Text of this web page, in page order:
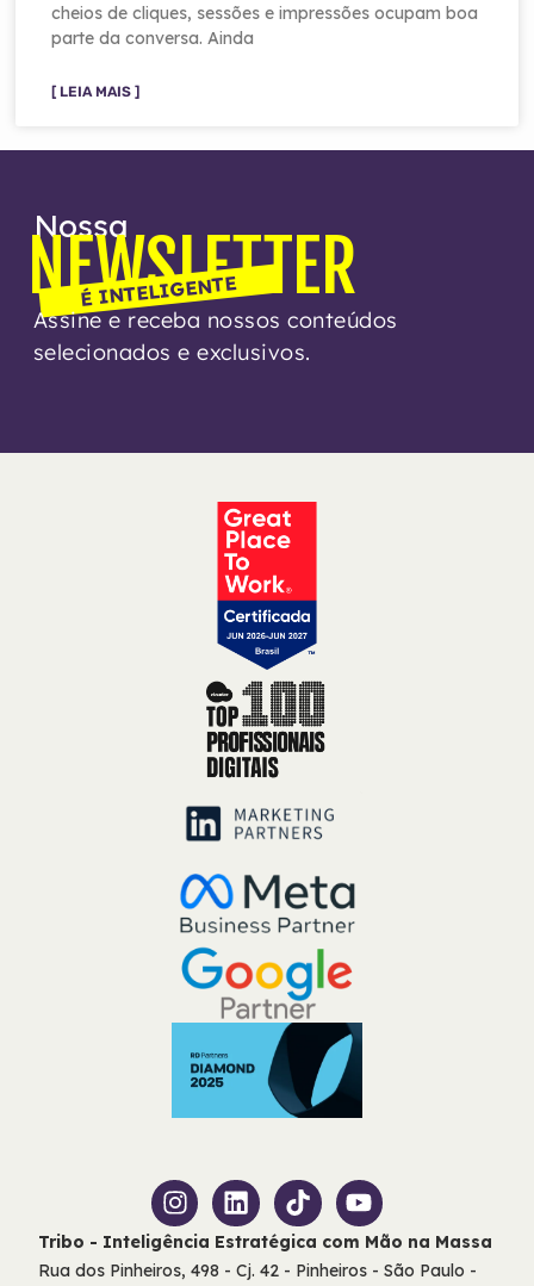
cheios de cliques, sessões e impressões ocupam boa
parte da conversa. Ainda
[ LEIA MAIS ]
Nossa
NEWSLETTER
É INTELIGENTE
Assine e receba nossos conteúdos
selecionados e exclusivos.
Tribo - Inteligência Estratégica com Mão na Massa
Rua dos Pinheiros, 498 - Cj. 42 - Pinheiros - São Paulo -